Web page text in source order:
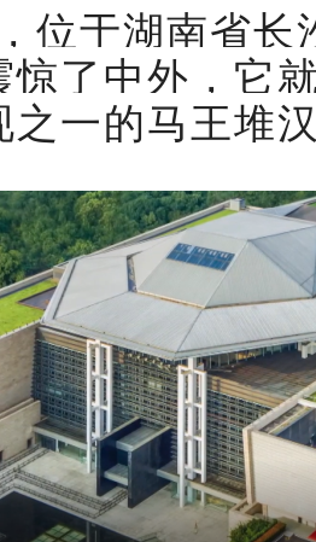
位于湖南省
惊了中外，它
之一的马王堆